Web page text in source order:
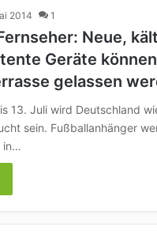
2014 1
Neue,
Geräte
gelassen
13. Juli wird Deutschland
sein. Fußballanhänger
in…